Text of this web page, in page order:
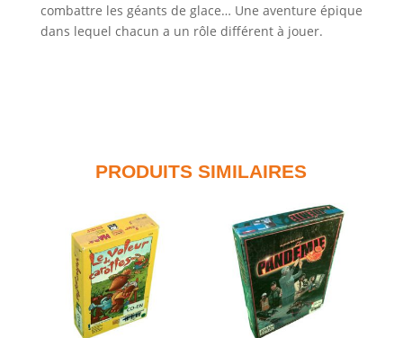
combattre les géants de glace… Une aventure épique
dans lequel chacun a un rôle différent à jouer.
PRODUITS SIMILAIRES